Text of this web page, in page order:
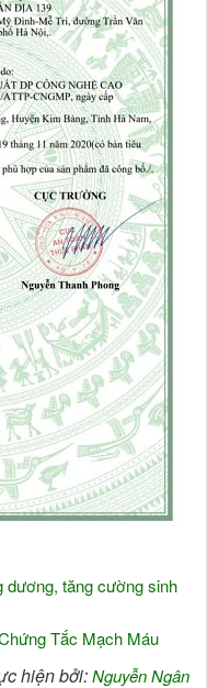
dương, tăng cường sinh
Tắc Mạch Máu
hiện bởi:Nguyễn Ngân